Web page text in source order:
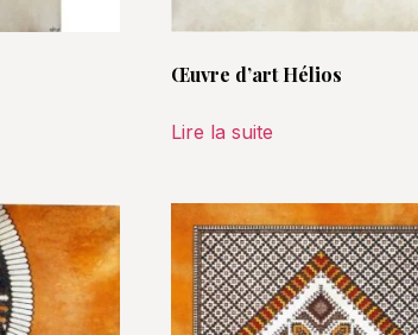
Œuvre d’art Hélios
Lire la suite